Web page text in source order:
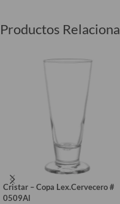
Productos
Cristar – Copa Lex.Cervecero #
0509Al